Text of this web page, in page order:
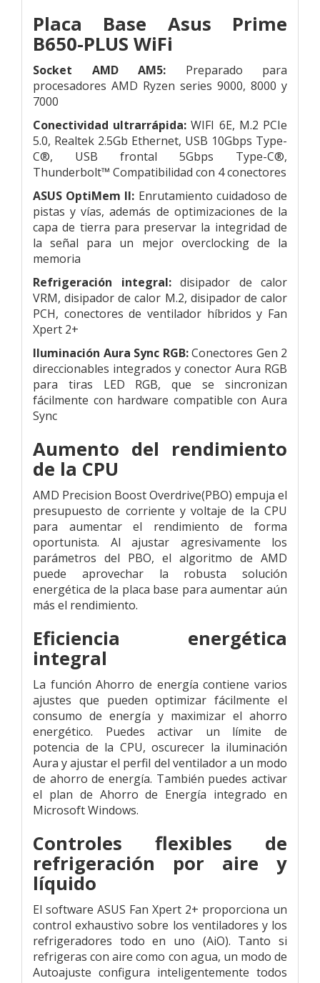
Placa Base Asus Prime
B650-PLUS WiFi
Socket AMD AM5: Preparado para
procesadores AMD Ryzen series 9000, 8000 y
7000
Conectividad ultrarrápida: WIFI 6E, M.2 PCIe
5.0, Realtek 2.5Gb Ethernet, USB 10Gbps Type-
C®, USB frontal 5Gbps Type-C®,
Thunderbolt™ Compatibilidad con 4 conectores
ASUS OptiMem II: Enrutamiento cuidadoso de
pistas y vías, además de optimizaciones de la
capa de tierra para preservar la integridad de
la señal para un mejor overclocking de la
memoria
Refrigeración integral:disipador de calor
VRM, disipador de calor M.2, disipador de calor
PCH, conectores de ventilador híbridos y Fan
Xpert 2+
Iluminación Aura Sync RGB:Conectores Gen 2
direccionables integrados y conector Aura RGB
para tiras LED RGB, que se sincronizan
fácilmente con hardware compatible con Aura
Sync
Aumento del rendimiento
de la CPU
AMD Precision Boost Overdrive(PBO) empuja el
presupuesto de corriente y voltaje de la CPU
para aumentar el rendimiento de forma
oportunista. Al ajustar agresivamente los
parámetros del PBO, el algoritmo de AMD
puede aprovechar la robusta solución
energética de la placa base para aumentar aún
más el rendimiento.
Eficiencia energética
integral
La función Ahorro de energía contiene varios
ajustes que pueden optimizar fácilmente el
consumo de energía y maximizar el ahorro
energético. Puedes activar un límite de
potencia de la CPU, oscurecer la iluminación
Aura y ajustar el perfil del ventilador a un modo
de ahorro de energía. También puedes activar
el plan de Ahorro de Energía integrado en
Microsoft Windows.
Controles flexibles de
refrigeración por aire y
líquido
El software ASUS Fan Xpert 2+ proporciona un
control exhaustivo sobre los ventiladores y los
refrigeradores todo en uno (AiO). Tanto si
refrigeras con aire como con agua, un modo de
Autoajuste configura inteligentemente todos